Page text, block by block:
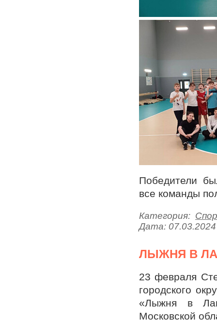
Победители
все команды
Категория:
Дата: 07.03.2024
ЛЫЖНЯ В
23 февраля
городского
«Лыжня в
Московской